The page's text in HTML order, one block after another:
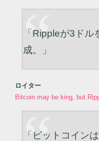
「Rippleが3ド
成。」
ロイター
Bitcoin may be king, but
「ビットコイン